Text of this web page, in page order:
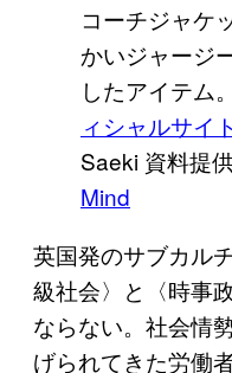
コーチジャケ
かいジャージ
したアイテム。
ィシャルサイト
Saeki 資料提
Mind
英国発のサブカル
級社会〉と〈時事
ならない。社会情
げられてきた労働